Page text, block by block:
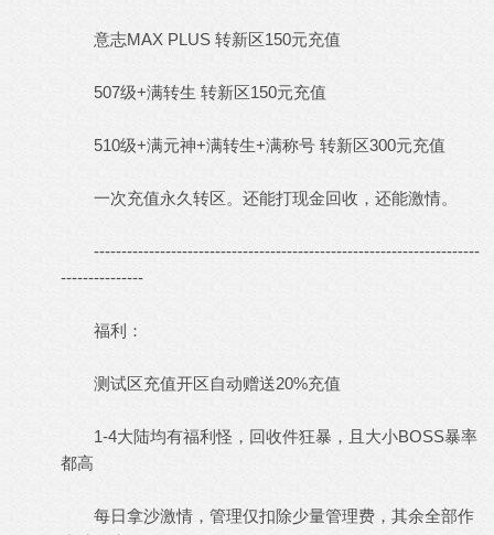
意志MAX PLUS 转新区150元充值
507级+满转生 转新区150元充值
510级+满元神+满转生+满称号 转新区300元充值
一次充值永久转区。还能打现金回收，还能激情。
----------------------------------------------------------------------
---------------
福利：
测试区充值开区自动赠送20%充值
1-4大陆均有福利怪，回收件狂暴，且大小BOSS暴率
都高
每日拿沙激情，管理仅扣除少量管理费，其余全部作